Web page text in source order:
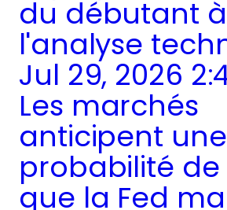
du débutant à
l'analyse
Jul 29, 2026
Les marchés
anticipent une
probabilité de
que la Fed